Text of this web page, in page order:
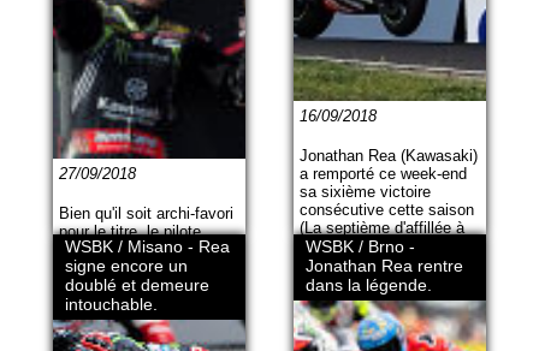
27/09/2018
Bien qu'il soit archi-favori
pour le titre, le pilote
Kawasaki devra tout de
même donner son
maximum sur le circuit
nivernais face à des
adversaires qui peuvent
tout tenter. Une page
16/09/2018
Jonathan Rea (Kawasaki)
a remporté ce week-end
sa sixième victoire
consécutive cette saison
(La septième d'affillée à
Portimao ! Le Nord-
Irlandais possède
dorénavant 116 points
d'avance au classement
général.
WSBK / Misano - Rea
signe encore un
doublé et demeure
intouchable.
WSBK / Brno -
Jonathan Rea rentre
dans la légende.